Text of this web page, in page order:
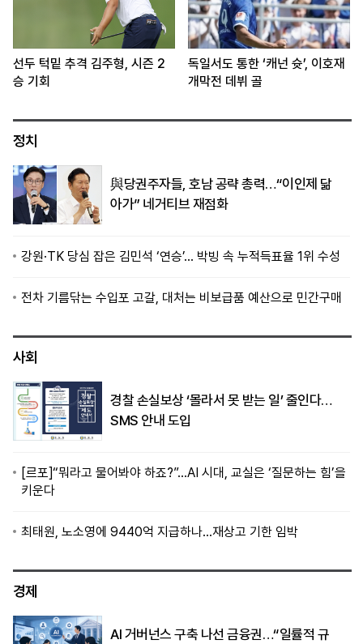
선두 턱밑 추격 김주형, 시즌 2
승 기회
독일서도 통한 ‘캐넌 슛’, 이호재
개막전 데뷔 골
정치
與당권주자들, 호남 공략 총력…“이인제 닮
아가” 네거티브 재점화
강원·TK 당심 잡은 김민석 ‘연승’… 박빙 속 누적득표율 1위 수성
전차 기름닦는 수입포 고갈, 대처는 비보급품 예산으로 민간구매
사회
경찰 손실보상 ‘몰라서 못 받는 일’ 줄인다…
SMS 안내 도입
[르포]“뭐라고 물어봐야 하죠?”…AI 시대, 교실은 ‘질문하는 힘’을
키운다
최태원, 노소영에 9440억 지급하나…재상고 기한 임박
경제
AI 거버넌스 구축 나선 금융권…“일률적 규